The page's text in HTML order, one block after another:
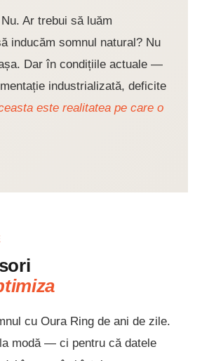
Ar trebui să luăm
inducăm somnul natural? Nu
Dar în condițiile actuale —
industrializată, deficite
este realitatea pe care o
cu Oura Ring de ani de zile.
modă — ci pentru că datele